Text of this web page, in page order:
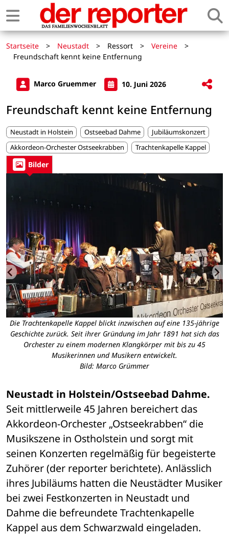
Startseite > Neustadt > Ressort > Vereine
>
Freundschaft kennt keine Entfernung
Marco Gruemmer 10. Juni 2026
Freundschaft kennt keine Entfernung
Neustadt in Holstein Ostseebad Dahme
Jubiläumskonzert
Akkordeon-Orchester Ostseekrabben
Trachtenkapelle Kappel
Bilder
Die Trachtenkapelle Kappel blickt inzwischen auf eine 135-jährige
Geschichte zurück. Seit ihrer Gründung im Jahr 1891 hat sich das
Orchester zu einem modernen Klangkörper mit bis zu 45
Musikerinnen und Musikern entwickelt.
Bild: Marco Grümmer
Neustadt in Holstein/Ostseebad Dahme.
Seit mittlerweile 45 Jahren bereichert das
Akkordeon-Orchester „Ostseekrabben“ die
Musikszene in Ostholstein und sorgt mit
seinen Konzerten regelmäßig für begeisterte
Zuhörer (der reporter berichtete). Anlässlich
ihres Jubiläums hatten die Neustädter Musiker
bei zwei Festkonzerten in Neustadt und
Dahme die befreundete Trachtenkapelle
Kappel aus dem Schwarzwald eingeladen.